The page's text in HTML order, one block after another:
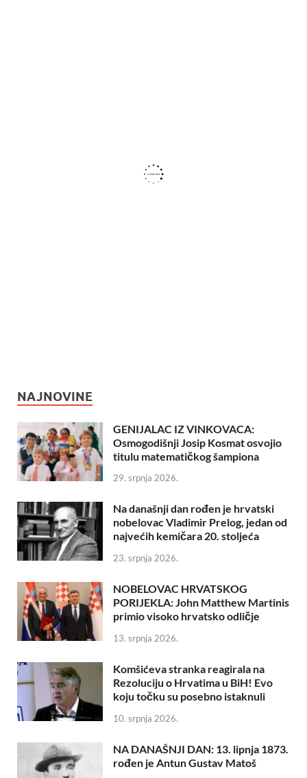
NAJNOVINE
GENIJALAC IZ VINKOVACA:
Osmogodišnji Josip Kosmat osvojio
titulu matematičkog šampiona
29. srpnja 2026.
Na današnji dan rođen je hrvatski
nobelovac Vladimir Prelog, jedan od
najvećih kemičara 20. stoljeća
23. srpnja 2026.
NOBELOVAC HRVATSKOG
PORIJEKLA: John Matthew Martinis
primio visoko hrvatsko odličje
13. srpnja 2026.
Komšićeva stranka reagirala na
Rezoluciju o Hrvatima u BiH! Evo
koju točku su posebno istaknuli
10. srpnja 2026.
NA DANAŠNJI DAN: 13. lipnja 1873.
rođen je Antun Gustav Matoš